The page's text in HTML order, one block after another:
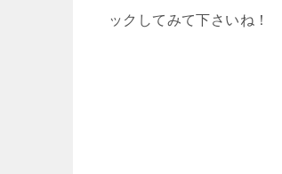
ックしてみて下さいね！